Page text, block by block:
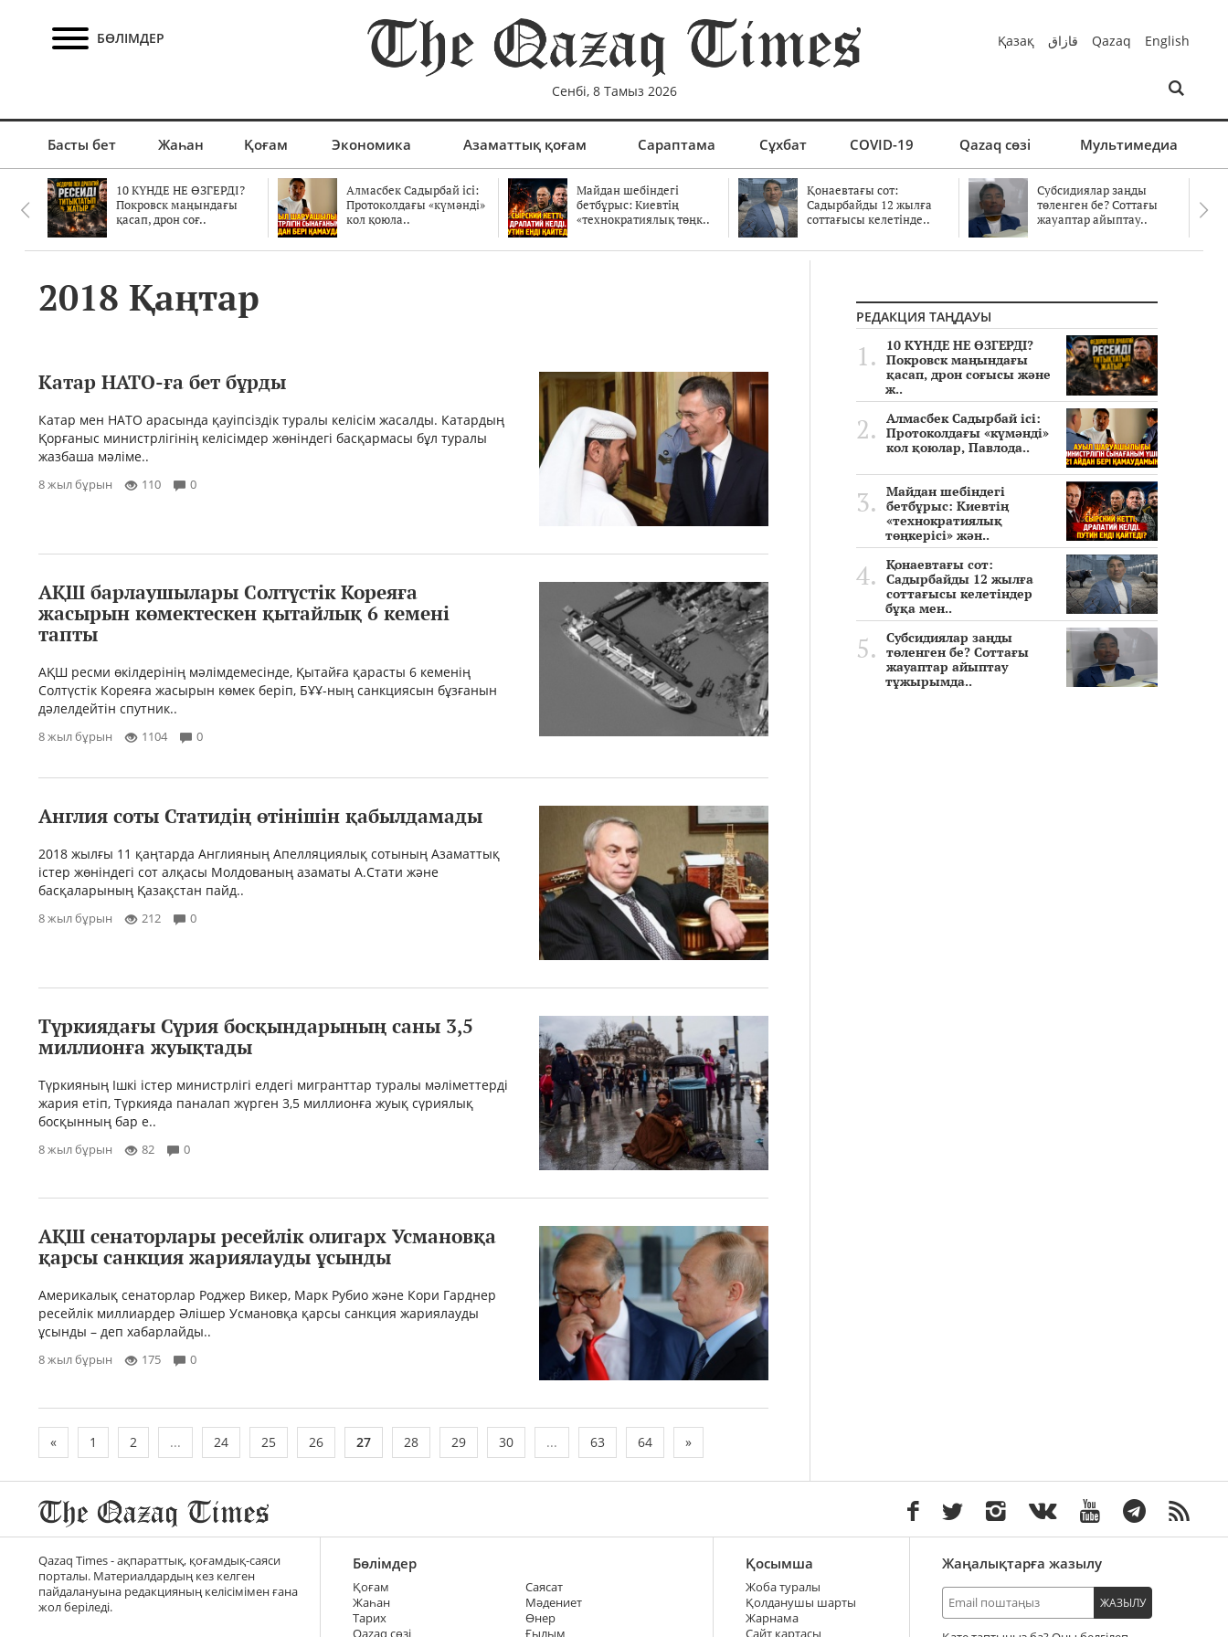
БӨЛІМДЕР
Сенбі, 8 Тамыз 2026
Қазақ قازاق Qazaq English
Басты бет Жаһан Қоғам Экономика Азаматтық қоғам Сараптама Сұхбат COVID-19 Qazaq сөзі Мультимедиа
10 КҮНДЕ НЕ ӨЗГЕРДІ?
Покровск маңындағы
қасап, дрон соғ..
Алмасбек Садырбай ісі:
Протоколдағы «күмәнді»
кол қоюла..
Майдан шебіндегі
бетбұрыс: Киевтің
«технократиялық төңк..
Қонаевтағы сот:
Садырбайды 12 жылға
соттағысы келетінде..
Субсидиялар заңды
төленген бе? Соттағы
жауаптар айыптау..
2018 Қаңтар
Катар НАТО-ға бет бұрды
Катар мен НАТО арасында қауіпсіздік туралы келісім жасалды. Катардың
Қорғаныс министрлігінің келісімдер жөніндегі басқармасы бұл туралы
жазбаша мәліме..
8 жыл бұрын 110 0
АҚШ барлаушылары Солтүстік Кореяға
жасырын көмектескен қытайлық 6 кемені
тапты
АҚШ ресми өкілдерінің мәлімдемесінде, Қытайға қарасты 6 кеменің
Солтүстік Кореяға жасырын көмек беріп, БҰҰ-ның санкциясын бұзғанын
дәлелдейтін спутник..
8 жыл бұрын 1104 0
Англия соты Статидің өтінішін қабылдамады
2018 жылғы 11 қаңтарда Англияның Апелляциялық сотының Азаматтық
істер жөніндегі сот алқасы Молдованың азаматы А.Стати және
басқаларының Қазақстан пайд..
8 жыл бұрын 212 0
Түркиядағы Сүрия босқындарының саны 3,5
миллионға жуықтады
Түркияның Ішкі істер министрлігі елдегі мигранттар туралы мәліметтерді
жария етіп, Түркияда паналап жүрген 3,5 миллионға жуық сүриялық
босқынның бар е..
8 жыл бұрын 82 0
АҚШ сенаторлары ресейлік олигарх Усмановқа
қарсы санкция жариялауды ұсынды
Америкалық сенаторлар Роджер Викер, Марк Рубио және Кори Гарднер
ресейлік миллиардер Әлішер Усмановқа қарсы санкция жариялауды
ұсынды – деп хабарлайды..
8 жыл бұрын 175 0
« 1 2 ... 24 25 26 27 28 29 30 ... 63 64 »
РЕДАКЦИЯ ТАҢДАУЫ
10 КҮНДЕ НЕ ӨЗГЕРДІ?
Покровск маңындағы
қасап, дрон соғысы және
ж..
Алмасбек Садырбай ісі:
Протоколдағы «күмәнді»
кол қоюлар, Павлода..
Майдан шебіндегі
бетбұрыс: Киевтің
«технократиялық
төңкерісі» жән..
Қонаевтағы сот:
Садырбайды 12 жылға
соттағысы келетіндер
бұқа мен..
Субсидиялар заңды
төленген бе? Соттағы
жауаптар айыптау
тұжырымда..
Qazaq Times - ақпараттық, қоғамдық-саяси
порталы. Материалдардың кез келген
пайдалануына редакцияның келісімімен ғана
жол беріледі.
Бөлімдер
Қоғам
Жаһан
Тарих
Qazaq сөзі
Саясат
Мәдениет
Өнер
Ғылым
Қосымша
Жоба туралы
Қолданушы шарты
Жарнама
Сайт картасы
Жаңалықтарға жазылу
ЖАЗЫЛУ